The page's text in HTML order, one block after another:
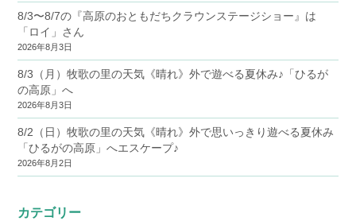
8/3〜8/7の『高原のおともだちクラウンステージショー』は
「ロイ」さん
2026年8月3日
8/3（月）牧歌の里の天気《晴れ》外で遊べる夏休み♪「ひるが
の高原」へ
2026年8月3日
8/2（日）牧歌の里の天気《晴れ》外で思いっきり遊べる夏休み
「ひるがの高原」へエスケープ♪
2026年8月2日
カテゴリー